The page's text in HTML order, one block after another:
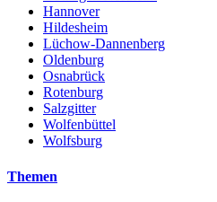
Hannover
Hildesheim
Lüchow-Dannenberg
Oldenburg
Osnabrück
Rotenburg
Salzgitter
Wolfenbüttel
Wolfsburg
Themen